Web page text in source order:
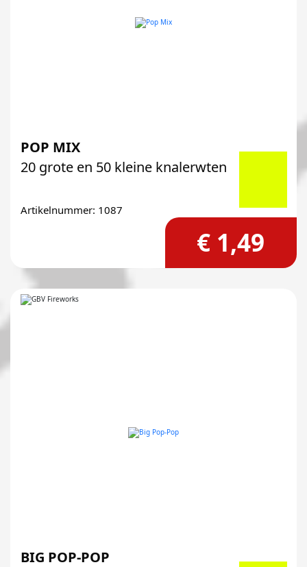
POP MIX
20 grote en 50 kleine knalerwten
Artikelnummer: 1087
€ 1,49
BIG POP-POP